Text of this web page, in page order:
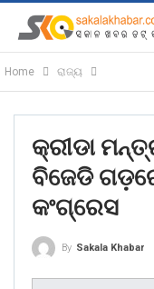
Home ରାଜ୍ୟ
କ୍ରୀଡା
ବିଜେଡି
କଂଗ୍ରେସ
By Sakala Khabar